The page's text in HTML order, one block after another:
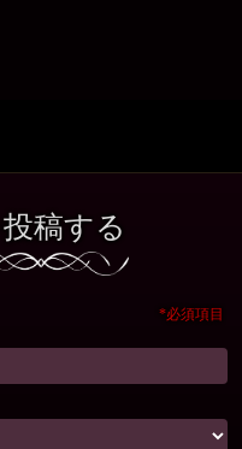
稿する
*必須項目